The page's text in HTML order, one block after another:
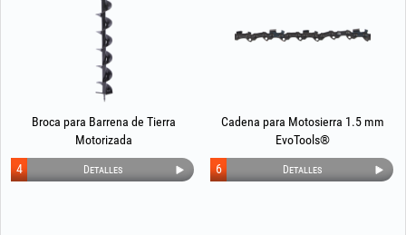
Broca para Barrena de Tierra
Motorizada
Detalles
4
Cadena para Motosierra 1.5 mm
EvoTools®
Detalles
6